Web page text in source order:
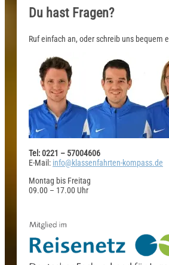
Du hast Fragen?
Ruf einfach an, oder schreib uns bequem
Tel: 0221 – 57004606
E-Mail: info@klassenfahrten-kompass.de
Montag bis Freitag
09.00 – 17.00 Uhr